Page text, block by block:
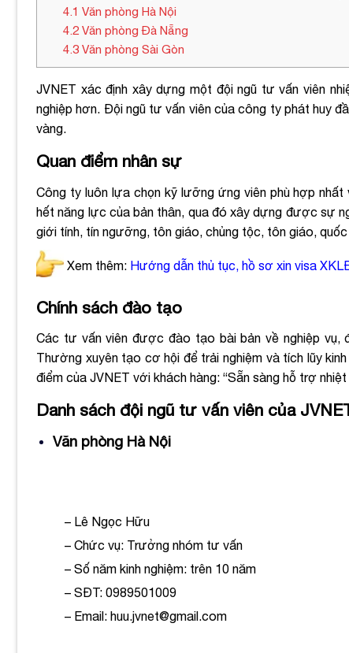
4.1 Văn phòng Hà Nội
4.2Văn phòng Đà Nẵng
4.3Văn phòng Sài Gòn
JVNET xác định xây dựng một đội ngũ tư vấn viên
nghiệp hơn. Đội ngũ tư vấn viên của công ty phát huy
vàng.
Quan điểm nhân sự
Công ty luôn lựa chọn kỹ lưỡng ứng viên phù hợp
hết năng lực của bản thân, qua đó xây dựng được sự
giới tính, tín ngưỡng, tôn giáo, chủng tộc, tôn giáo,
Xem thêm: Hướng dẫn thủ tục, hồ sơ xin visa
Chính sách đào tạo
Các tư vấn viên được đào tạo bài bản về nghiệp vụ,
Thường xuyên tạo cơ hội để trải nghiệm và tích lũy
điểm của JVNET với khách hàng: “Sẵn sàng hỗ trợ
Danh sách đội ngũ tư vấn viên của
Văn phòng Hà Nội
– Lê Ngọc Hữu
– Chức vụ: Trưởng nhóm tư vấn
– Số năm kinh nghiệm: trên 10 năm
– SĐT: 0989501009
– Email: huu.jvnet@gmail.com